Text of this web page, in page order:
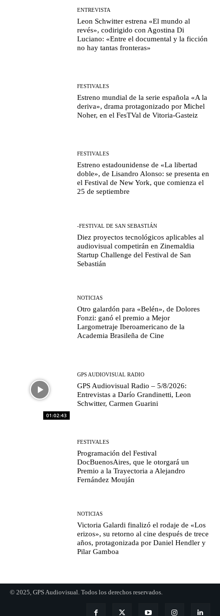
ENTREVISTA
Leon Schwitter estrena «El mundo al
revés», codirigido con Agostina Di
Luciano: «Entre el documental y la ficción
no hay tantas fronteras»
FESTIVALES
Estreno mundial de la serie española «A la
deriva», drama protagonizado por Michel
Noher, en el FesTVal de Vitoria-Gasteiz
FESTIVALES
Estreno estadounidense de «La libertad
doble», de Lisandro Alonso: se presenta en
el Festival de New York, que comienza el
25 de septiembre
-FESTIVAL DE SAN SEBASTIÁN
Diez proyectos tecnológicos aplicables al
audiovisual competirán en Zinemaldia
Startup Challenge del Festival de San
Sebastián
NOTICIAS
Otro galardón para «Belén», de Dolores
Fonzi: ganó el premio a Mejor
Largometraje Iberoamericano de la
Academia Brasileña de Cine
01:02:43
GPS AUDIOVISUAL RADIO
GPS Audiovisual Radio – 5/8/2026:
Entrevistas a Darío Grandinetti, Leon
Schwitter, Carmen Guarini
FESTIVALES
Programación del Festival
DocBuenosAires, que le otorgará un
Premio a la Trayectoria a Alejandro
Fernández Mouján
NOTICIAS
Victoria Galardi finalizó el rodaje de «Los
erizos», su retorno al cine después de trece
años, protagonizada por Daniel Hendler y
Pilar Gamboa
© 2025, GPS Audiovisual. Todos los derechos reservados.